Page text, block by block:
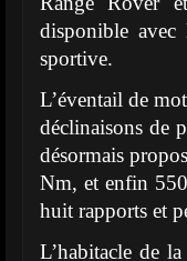
disponible avec
sportive.
L’éventail de
déclinaisons de
désormais
Nm, et enfin
huit rapports et
L’habitacle de